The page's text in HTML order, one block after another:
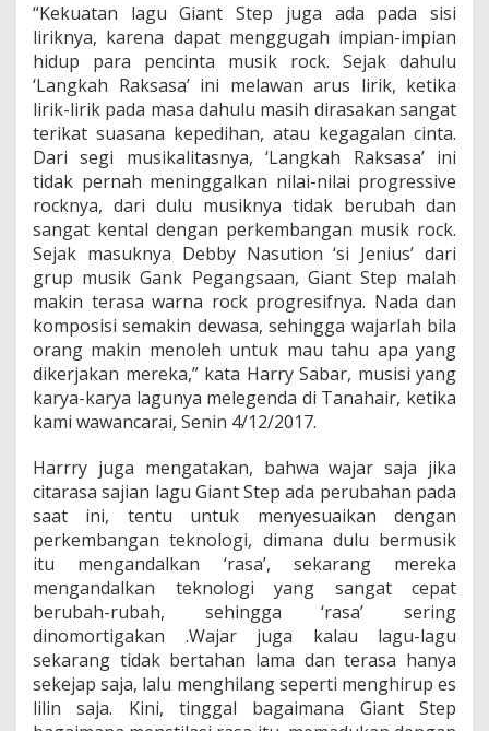
“Kekuatan lagu Giant Step juga ada pada sisi
liriknya, karena dapat menggugah impian-impian
hidup para pencinta musik rock. Sejak dahulu
‘Langkah Raksasa’ ini melawan arus lirik, ketika
lirik-lirik pada masa dahulu masih dirasakan sangat
terikat suasana kepedihan, atau kegagalan cinta.
Dari segi musikalitasnya, ‘Langkah Raksasa’ ini
tidak pernah meninggalkan nilai-nilai progressive
rocknya, dari dulu musiknya tidak berubah dan
sangat kental dengan perkembangan musik rock.
Sejak masuknya Debby Nasution ‘si Jenius’ dari
grup musik Gank Pegangsaan, Giant Step malah
makin terasa warna rock progresifnya. Nada dan
komposisi semakin dewasa, sehingga wajarlah bila
orang makin menoleh untuk mau tahu apa yang
dikerjakan mereka,” kata Harry Sabar, musisi yang
karya-karya lagunya melegenda di Tanahair, ketika
kami wawancarai, Senin 4/12/2017.
Harrry juga mengatakan, bahwa wajar saja jika
citarasa sajian lagu Giant Step ada perubahan pada
saat ini, tentu untuk menyesuaikan dengan
perkembangan teknologi, dimana dulu bermusik
itu mengandalkan ‘rasa’, sekarang mereka
mengandalkan teknologi yang sangat cepat
berubah-rubah, sehingga ‘rasa’ sering
dinomortigakan .Wajar juga kalau lagu-lagu
sekarang tidak bertahan lama dan terasa hanya
sekejap saja, lalu menghilang seperti menghirup es
lilin saja. Kini, tinggal bagaimana Giant Step